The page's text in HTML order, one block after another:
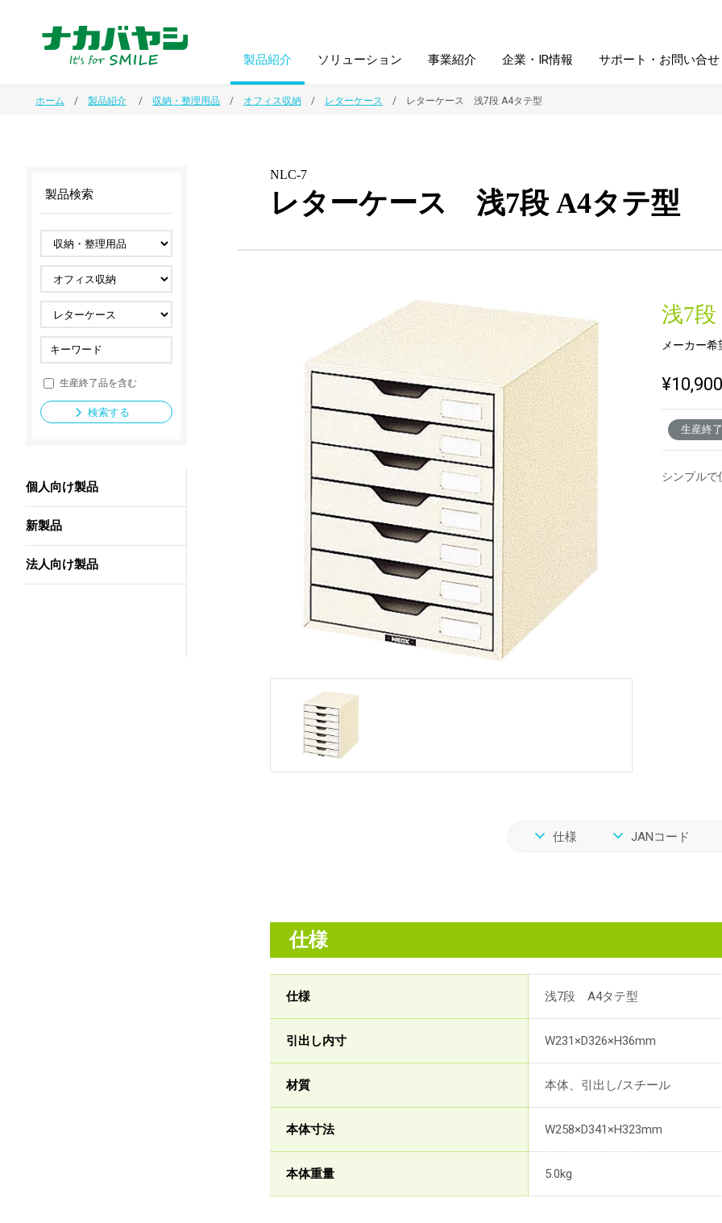
製品紹介
ノート・紙製品
ファイル・
ホルダー用品
スマートフォン・
タブレット関連
防災・
セキュリティ用品
法人向け製品 新製品一覧
ソリューション
オーダー手帳・ノベルティ制作 学校ソリューション
ドキュメントスキャニングサービス
導入事例
事業紹介 企業・IR情報
IR情報 沿革
サステナビリティ
サポート・お問い合せ
ホーム 製品紹介 収納・整理用品 オフィス収納 レターケース レターケース 浅7段 A4タテ型
NLC-7
レターケース 浅7段 A4タテ型
浅7
メーカー
¥10,900
生産終
シンプルで
仕様 JANコード
仕様
仕様 浅7段 A4タテ型
引出し内寸 W231×D326×H36mm
材質 本体、引出し/スチール
本体寸法 W258×D341×H323mm
本体重量 5.0kg
製品検索
生産終了品を含む
検索する
個人向け製品
新製品
法人向け製品